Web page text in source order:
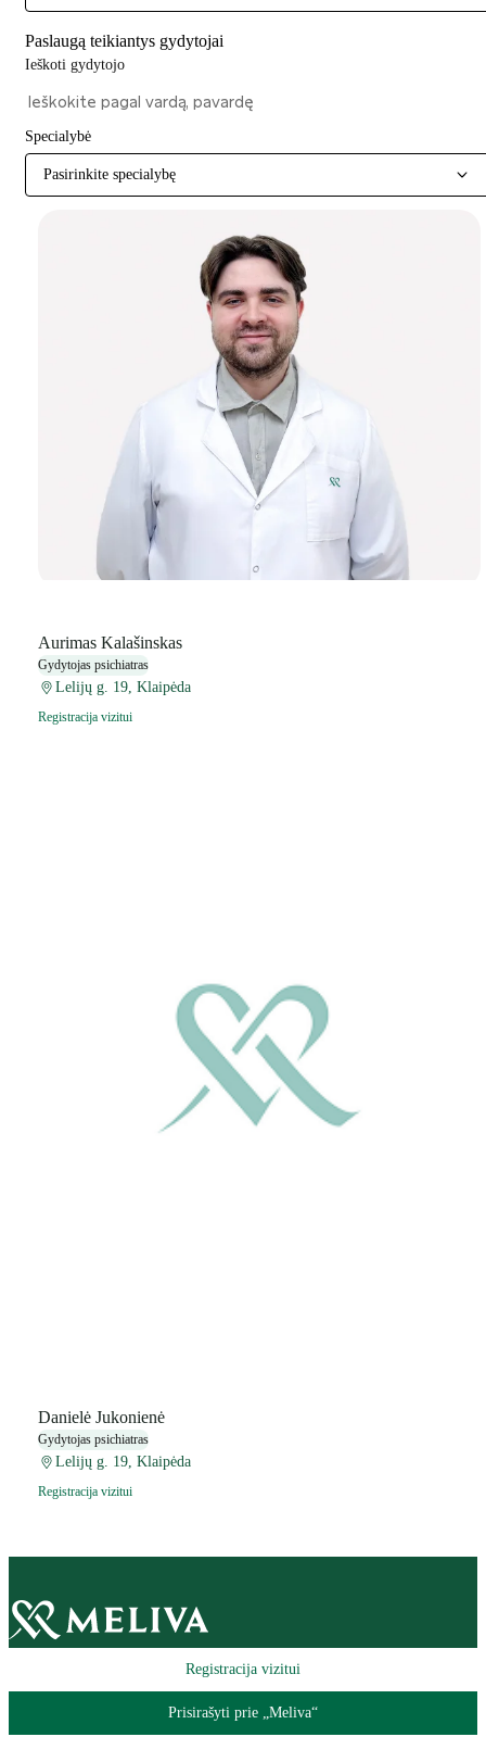
Paslaugą teikiantys gydytojai
Ieškoti gydytojo
Specialybė
Pasirinkite specialybę
Aurimas Kalašinskas
Gydytojas psichiatras
Lelijų g. 19, Klaipėda
Registracija vizitui
Danielė Jukonienė
Gydytojas psichiatras
Lelijų g. 19, Klaipėda
Registracija vizitui
Registracija vizitui
Prisirašyti prie „Meliva“